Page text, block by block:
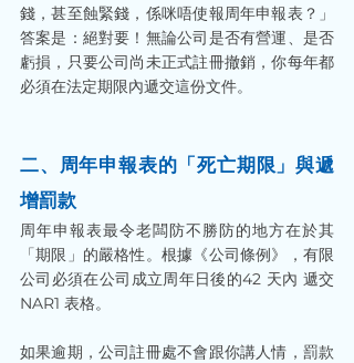
錢，甚至蝕緊錢，係咪唔使報周年申報表？」
答案是：絕對要！無論公司是否有營運、是否
虧損，只要公司尚未正式註冊撤銷，你每年都
必須在法定期限內遞交這份文件。
二、周年申報表的「死亡期限」與遞
增罰款
周年申報表最令老闆防不勝防的地方在於其
「期限」的嚴格性。根據《公司條例》，有限
公司必須在公司成立周年日後的42 天內 遞交
NAR1 表格。
如果逾期，公司註冊處不會跟你講人情，罰款